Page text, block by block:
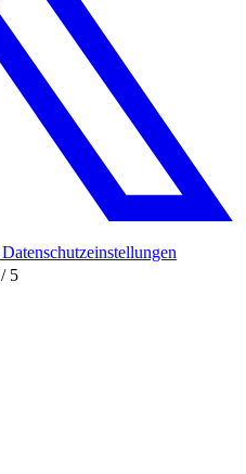
/ 5
Datenschutzeinstellungen